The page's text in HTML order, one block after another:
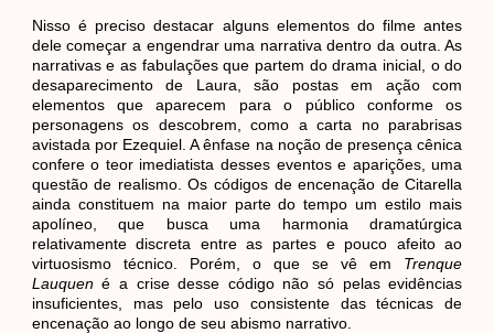
Nisso é preciso destacar alguns elementos do filme antes
dele começar a engendrar uma narrativa dentro da outra. As
narrativas e as fabulações que partem do drama inicial, o do
desaparecimento de Laura, são postas em ação com
elementos que aparecem para o público conforme os
personagens os descobrem, como a carta no parabrisas
avistada por Ezequiel. A ênfase na noção de presença cênica
confere o teor imediatista desses eventos e aparições, uma
questão de realismo. Os códigos de encenação de Citarella
ainda constituem na maior parte do tempo um estilo mais
apolíneo, que busca uma harmonia dramatúrgica
relativamente discreta entre as partes e pouco afeito ao
virtuosismo técnico. Porém, o que se vê em Trenque
Lauquené a crise desse código não só pelas evidências
insuficientes, mas pelo uso consistente das técnicas de
encenação ao longo de seu abismo narrativo.